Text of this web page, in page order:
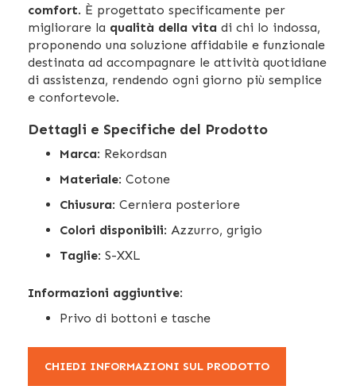
comfort. È progettato specificamente per
migliorare la qualità della vita di chi lo indossa,
proponendo una soluzione affidabile e funzionale
destinata ad accompagnare le attività quotidiane
di assistenza, rendendo ogni giorno più semplice
e confortevole.
Dettagli e Specifiche del Prodotto
Marca: Rekordsan
Materiale: Cotone
Chiusura: Cerniera posteriore
Colori disponibili: Azzurro, grigio
Taglie: S-XXL
Informazioni aggiuntive:
Privo di bottoni e tasche
CHIEDI INFORMAZIONI SUL PRODOTTO